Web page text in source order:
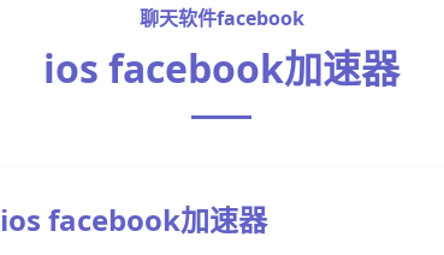
聊天软件facebook
ios facebook加速器
ios facebook加速器